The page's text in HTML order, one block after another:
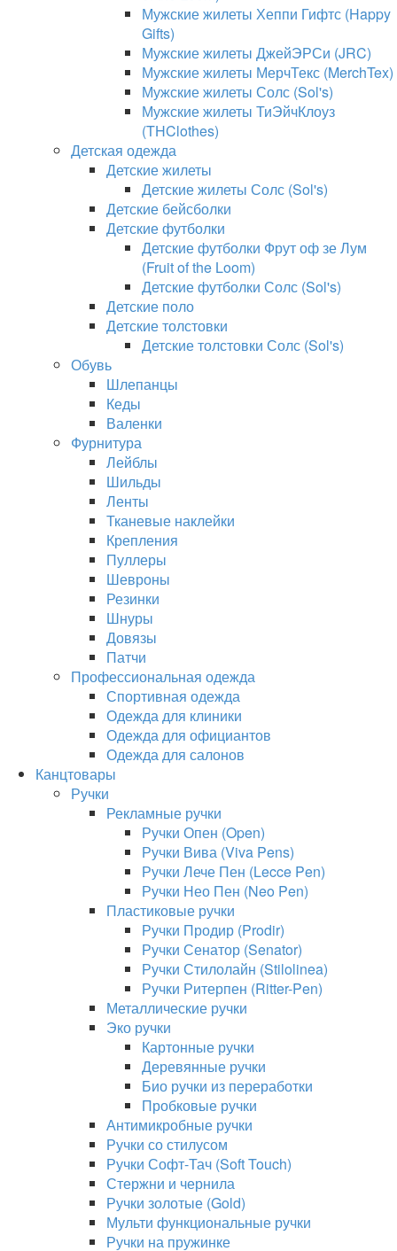
Мужские жилеты Хеппи Гифтс (Happy
Gifts)
Мужские жилеты ДжейЭРСи (JRC)
Мужские жилеты МерчТекс (MerchTex)
Мужские жилеты Солс (Sol's)
Мужские жилеты ТиЭйчКлоуз
(THClothes)
Детская одежда
Детские жилеты
Детские жилеты Солс (Sol's)
Детские бейсболки
Детские футболки
Детские футболки Фрут оф зе Лум
(Fruit of the Loom)
Детские футболки Солс (Sol's)
Детские поло
Детские толстовки
Детские толстовки Солс (Sol's)
Обувь
Шлепанцы
Кеды
Валенки
Фурнитура
Лейблы
Шильды
Ленты
Тканевые наклейки
Крепления
Пуллеры
Шевроны
Резинки
Шнуры
Довязы
Патчи
Профессиональная одежда
Спортивная одежда
Одежда для клиники
Одежда для официантов
Одежда для салонов
Канцтовары
Ручки
Рекламные ручки
Ручки Опен (Open)
Ручки Вива (Viva Pens)
Ручки Лече Пен (Lecce Pen)
Ручки Нео Пен (Neo Pen)
Пластиковые ручки
Ручки Продир (Prodir)
Ручки Сенатор (Senator)
Ручки Стилолайн (Stilolinea)
Ручки Ритерпен (Ritter-Pen)
Металлические ручки
Эко ручки
Картонные ручки
Деревянные ручки
Био ручки из переработки
Пробковые ручки
Антимикробные ручки
Ручки со стилусом
Ручки Софт-Тач (Soft Touch)
Стержни и чернила
Ручки золотые (Gold)
Мульти функциональные ручки
Ручки на пружинке